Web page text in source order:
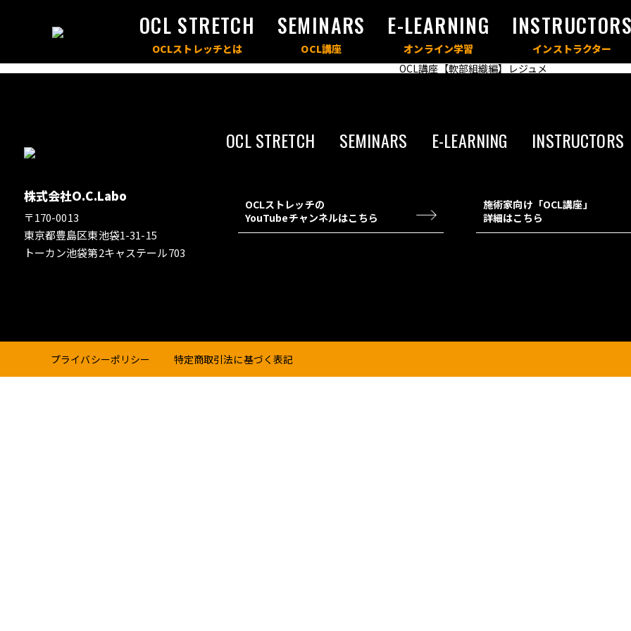
OCL STRETCH SEMINARS E-LEARNING INSTRUCTORS
OCL講座【軟部組織編】レジュメ
株式会社O.C.Labo
〒170-0013
東京都豊島区東池袋1-31-15
トーカン池袋第2キャステール703
OCL STRETCH SEMINARS E-LEARNING INSTRUCTORS
OCLストレッチの
YouTubeチャンネルはこちら
施術家向け「OCL講座」
詳細はこちら
プライバシーポリシー 特定商取引法に基づく表記